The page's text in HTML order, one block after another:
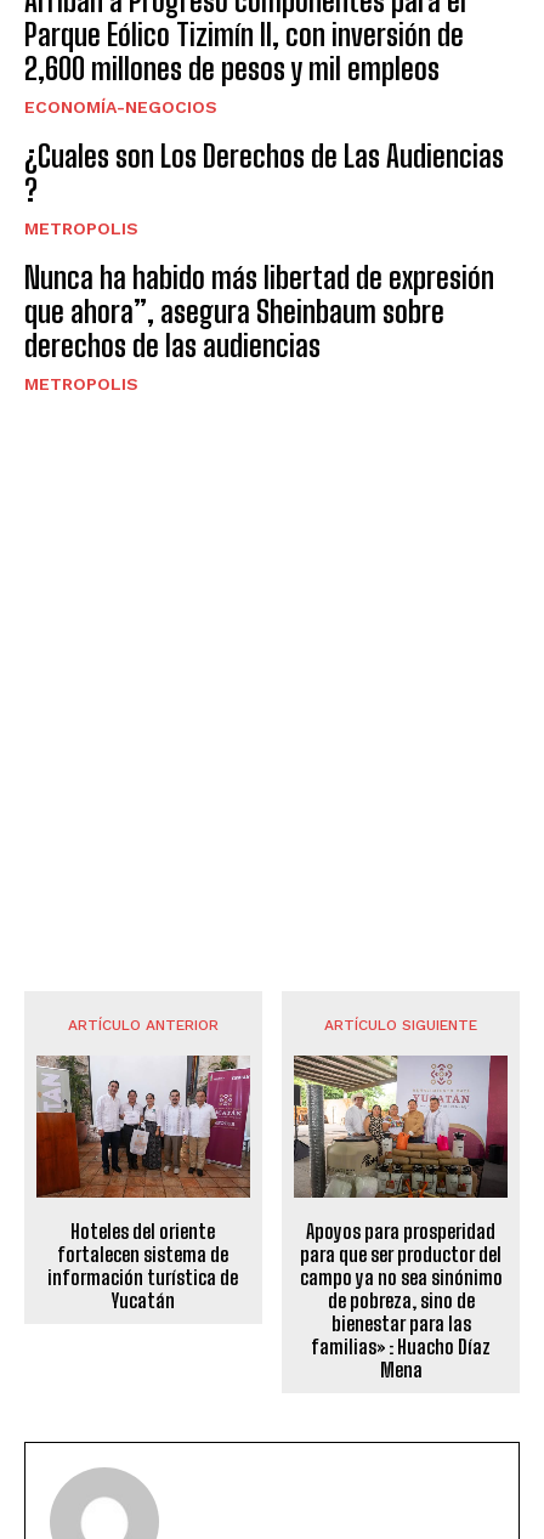
Parque Eólico Tizimín II, con inversión de
2,600 millones de pesos y mil empleos
ECONOMÍA-NEGOCIOS
¿Cuales son Los Derechos de Las Audiencias
?
METROPOLIS
Nunca ha habido más libertad de expresión
que ahora”, asegura Sheinbaum sobre
derechos de las audiencias
METROPOLIS
ARTÍCULO ANTERIOR
Hoteles del oriente
fortalecen sistema de
información turística de
Yucatán
ARTÍCULO SIGUIENTE
Apoyos para prosperidad
para que ser productor del
campo ya no sea sinónimo
de pobreza, sino de
bienestar para las
familias» : Huacho Díaz
Mena